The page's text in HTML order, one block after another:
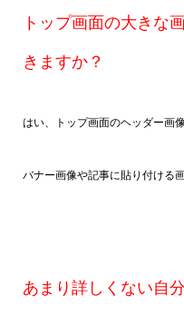
トップ画面の大きな
きますか？
はい、トップ画面のヘッダー画
バナー画像や記事に貼り付ける
あまり詳しくない自